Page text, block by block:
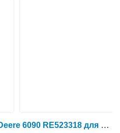
Турбокомпрессор John Deere 6090 RE523318 для трактора колесного John Deere 7250R, 7270R, 7290R, 7310R, 8120, 8220, 8320, 8420, 8520, 8225R, 8235R, 8245R, 8260R, 8225 , 8245, 8270, 8295 , 8320, 8345, 8335 и др